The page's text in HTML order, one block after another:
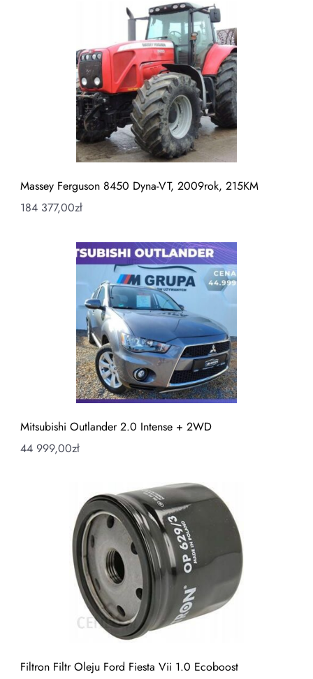
Massey Ferguson 8450 Dyna-VT, 2009rok, 215KM
184 377,00zł
Mitsubishi Outlander 2.0 Intense + 2WD
44 999,00zł
Filtron Filtr Oleju Ford Fiesta Vii 1.0 Ecoboost